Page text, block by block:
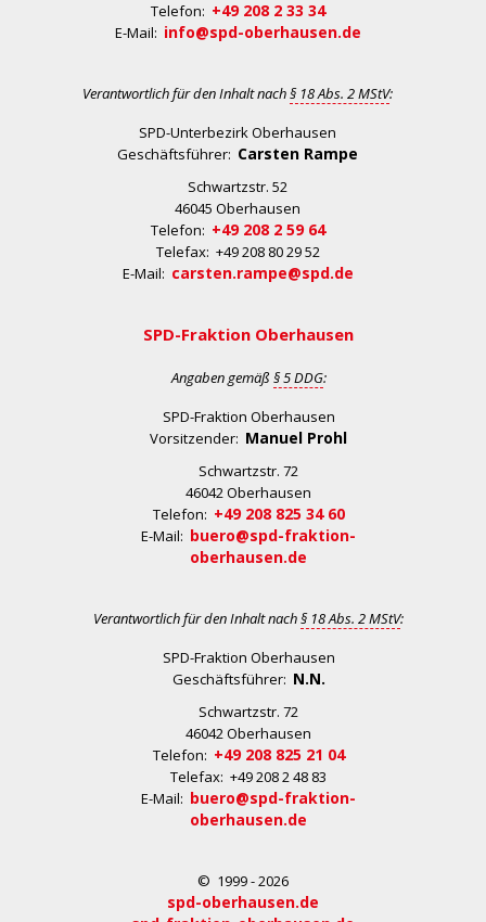
Telefon: +49 208 2 33 34
E-Mail: info@spd-oberhausen.de
Verantwortlich für den Inhalt nach§ 18 Abs. 2 MStV:
SPD-Unterbezirk Oberhausen
Geschäftsführer: Carsten Rampe
Schwartzstr. 52
46045 Oberhausen
Telefon: +49 208 2 59 64
Telefax: +49 208 80 29 52
E-Mail: carsten.rampe@spd.de
SPD-Fraktion Oberhausen
Angaben gemäß § 5 DDG:
SPD-Fraktion Oberhausen
Vorsitzender: Manuel Prohl
Schwartzstr. 72
46042 Oberhausen
Telefon: +49 208 825 34 60
E-Mail: buero@spd-fraktion-
oberhausen.de
Verantwortlich für den Inhalt nach§ 18 Abs. 2 MStV:
SPD-Fraktion Oberhausen
Geschäftsführer: N.N.
Schwartzstr. 72
46042 Oberhausen
Telefon: +49 208 825 21 04
Telefax: +49 208 2 48 83
E-Mail: buero@spd-fraktion-
oberhausen.de
© 1999 - 2026
spd-oberhausen.de